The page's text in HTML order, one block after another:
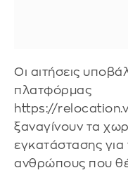
Οι αιτήσεις
πλατφόρμας
https://
ξαναγίνουν τα
εγκατάστασης για
ανθρώπους που